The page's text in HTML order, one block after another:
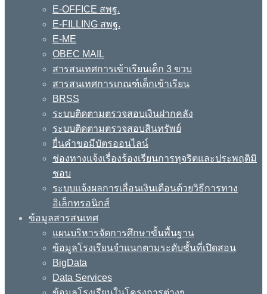
E-OFFICE สพฐ.
E-FILLING สพฐ.
E-ME
OBEC MAIL
สารสนเทศการเข้าเรียนเด็ก 3 ขวบ
สารสนเทศการเกณฑ์เด็กเข้าเรียน
BRSS
ระบบติดตามตรวจสอบเงินฝากคลัง
ระบบติดตามตรวจสอบสินทรัพย์
ยื่นคำขอมีบัตรออนไลน์
ช่องทางแจ้งเรื่องร้องเรียนการทุจริตและประพฤติมิ
ชอบ
ระบบแจ้งผลการเลื่อนเงินเดือนด้วยวิธีการทาง
อิเล็กทรอนิกส์
ข้อมูลสารสนเทศ
แผนบริหารจัดการศึกษาขั้นพื้นฐาน
ข้อมูลโรงเรียนจำแนกตามระดับชั้นที่เปิดสอน
BigData
Data Services